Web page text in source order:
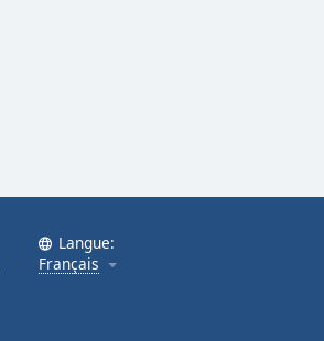
Langue:
Français